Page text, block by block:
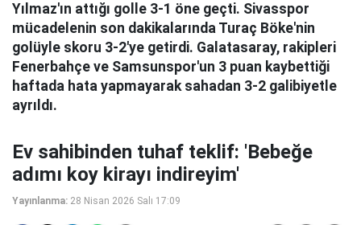
Yılmaz'ın attığı golle 3-1 öne geçti. Sivasspor
mücadelenin son dakikalarında Turaç Böke'nin
golüyle skoru 3-2'ye getirdi. Galatasaray, rakipleri
Fenerbahçe ve Samsunspor'un 3 puan kaybettiği
haftada hata yapmayarak sahadan 3-2 galibiyetle
ayrıldı.
Ev sahibinden tuhaf teklif: 'Bebeğe
adımı koy kirayı indireyim'
Yayınlanma: 28 Nisan 2026 Salı 17:09